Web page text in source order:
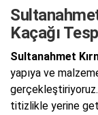
Kaçağı
Sultanahmet
yapıya ve
gerçekleştiriyoruz.
titizlikle yerine